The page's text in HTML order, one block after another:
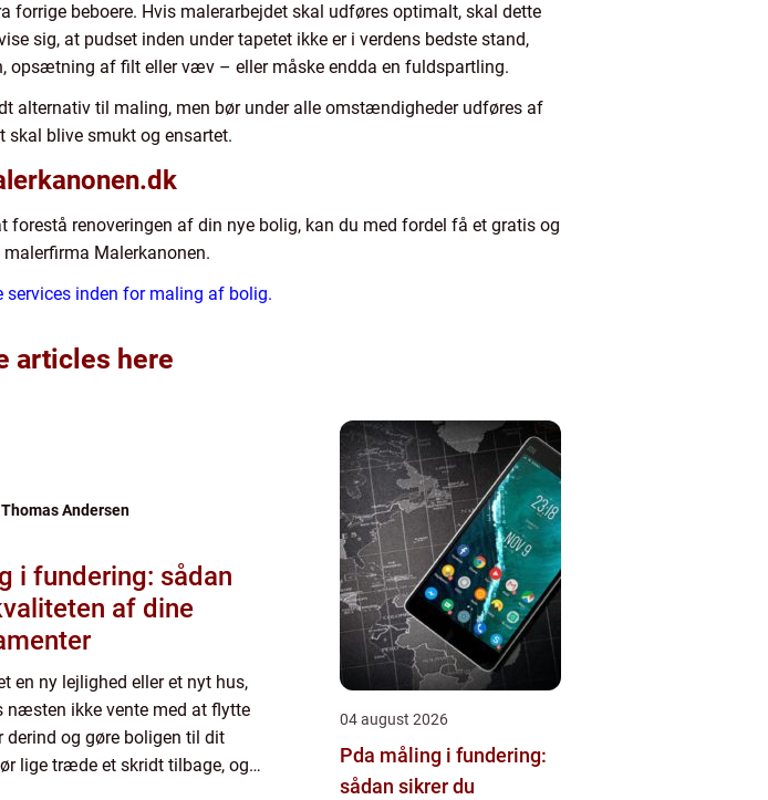
beboere. Hvis malerarbejdet skal udføres optimalt, skal dette
sig, at pudset inden under tapetet ikke er i verdens bedste stand,
af filt eller væv – eller måske endda en fuldspartling.
alternativ til maling, men bør under alle omstændigheder udføres af
skal blive smukt og ensartet.
renoveringen af din nye bolig, kan du med fordel få et gratis og
Malerkanonen.
inden for maling af bolig.
articles here
Thomas Andersen
i fundering: sådan
af dine
en ny lejlighed eller et nyt hus,
næsten ikke vente med at flytte
derind og gøre boligen til dit
lige træde et skridt tilbage, og
04 august 2026
Pda måling i fundering:
sådan sikrer du